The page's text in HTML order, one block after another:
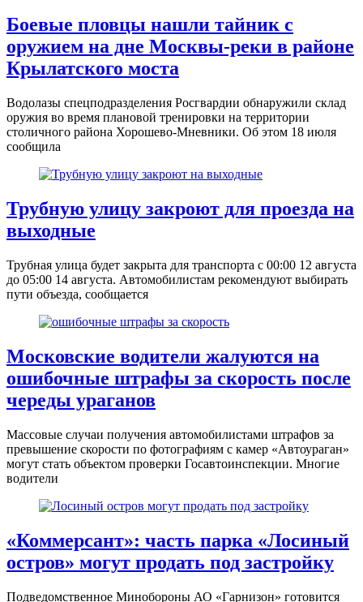
Боевые пловцы нашли тайник с
оружием на дне Москвы-реки в районе
Крылатского моста
Водолазы спецподразделения Росгвардии обнаружили склад
оружия во время плановой тренировки на территории
столичного района Хорошево-Мневники. Об этом 18 июля
сообщила
Трубную улицу закроют для проезда на
выходные
Трубная улица будет закрыта для транспорта с 00:00 12 августа
до 05:00 14 августа. Автомобилистам рекомендуют выбирать
пути объезда, сообщается
Московские водители жалуются на
ошибочные штрафы за скорость после
череды ураганов
Массовые случаи получения автомобилистами штрафов за
превышение скорости по фотографиям с камер «Автоураган»
могут стать объектом проверки Госавтоинспекции. Многие
водители
«Коммерсант»: часть парка «Лосиный
остров» могут продать под застройку
Подведомственное Минобороны АО «Гарнизон» готовится